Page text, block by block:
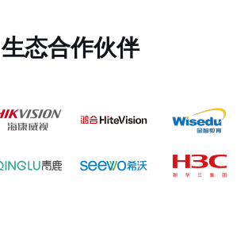
生态合作伙伴